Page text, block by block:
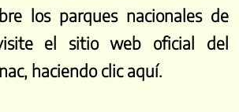
los parques nacionales de
el sitio web oficial del
haciendo clic aquí.